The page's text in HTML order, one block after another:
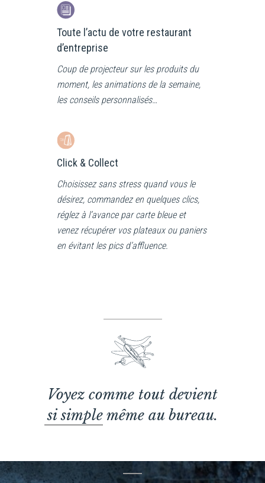
Toute l’actu de votre restaurant
d’entreprise
Coup de projecteur sur les produits du
moment, les animations de la semaine,
les conseils personnalisés…
Click & Collect
Choisissez sans stress quand vous le
désirez, commandez en quelques clics,
réglez à l’avance par carte bleue et
venez récupérer vos plateaux ou paniers
en évitant les pics d’affluence.
Voyez comme tout devient
si simple même au bureau.